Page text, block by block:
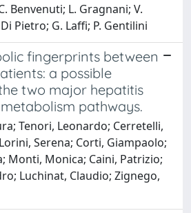
Benvenuti; L. Gragnani; V.
Pietro; G. Laffi; P. Gentilini
fingerprints between
a possible
two major hepatitis
pathways.
Tenori, Leonardo; Cerretelli,
Serena; Corti, Giampaolo;
Monti, Monica; Caini, Patrizio;
Luchinat, Claudio; Zignego,